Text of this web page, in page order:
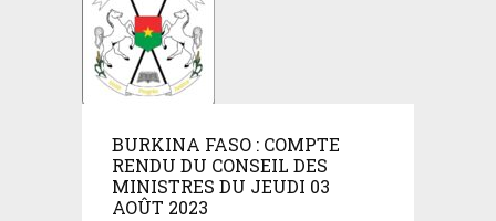
BURKINA FASO : COMPTE
RENDU DU CONSEIL DES
MINISTRES DU JEUDI 03
AOÛT 2023